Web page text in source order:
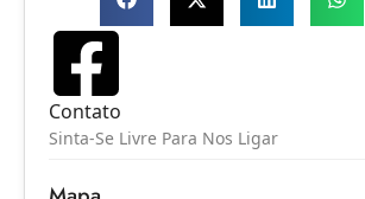
Contato
Sinta-Se Livre Para Nos Ligar